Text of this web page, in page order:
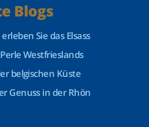
Blogs
Sie das Elsass
Westfrieslands
belgischen Küste
Genuss in der Rhön